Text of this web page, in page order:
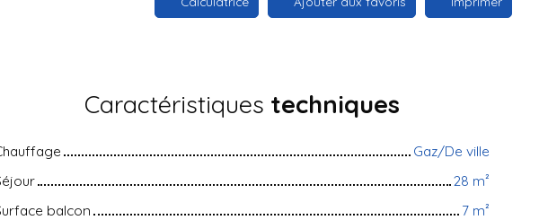
Caractéristiques techniques
Gaz/De ville
28 m²
balcon
7 m²